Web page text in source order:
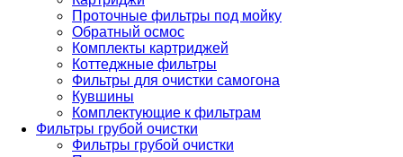
Проточные фильтры под мойку
Обратный осмос
Комплекты картриджей
Коттеджные фильтры
Фильтры для очистки самогона
Кувшины
Комплектующие к фильтрам
Фильтры грубой очистки
Фильтры грубой очистки